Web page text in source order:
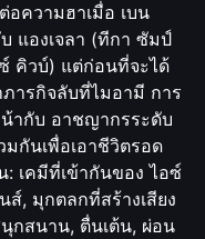
ความฮาเมื่อ เบน
แองเจลา (ทีกา ซัมป์
คิวบ์) แต่ก่อนที่จะได้
ภารกิจลับที่ไมอามี การ
ากับ อาชญากรระดับ
กันเพื่อเอาชีวิตรอด
: เคมีที่เข้ากันของ ไอซ์
, มุกตลกที่สร้างเสียง
นุกสนาน, ตื่นเต้น, ผ่อน